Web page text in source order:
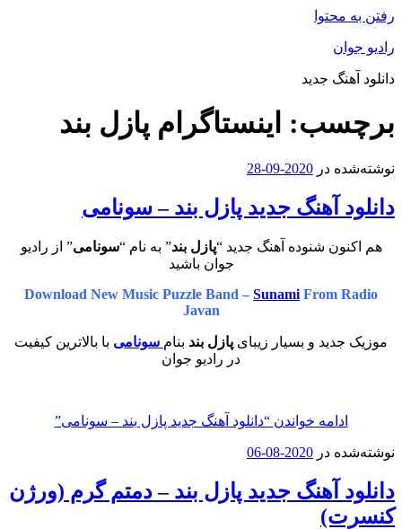
رفتن به محتوا
رادیو جوان
دانلود آهنگ جدید
برچسب: اینستاگرام پازل بند
نوشته‌شده در 2020-09-28
دانلود آهنگ جدید پازل بند – سونامی
هم اکنون شنوده آهنگ جدید “پازل بند” به نام “سونامی” از رادیو
جوان باشید
Download New Music Puzzle Band – Sunami From Radio
Javan
موزیک جدید و بسیار زیبای پازل بند بنام سونامی با بالاترین کیفیت
در رادیو جوان
ادامه خواندن “دانلود آهنگ جدید پازل بند – سونامی”
نوشته‌شده در 2020-08-06
دانلود آهنگ جدید پازل بند – دمتم گرم (ورژن
کنسرت)